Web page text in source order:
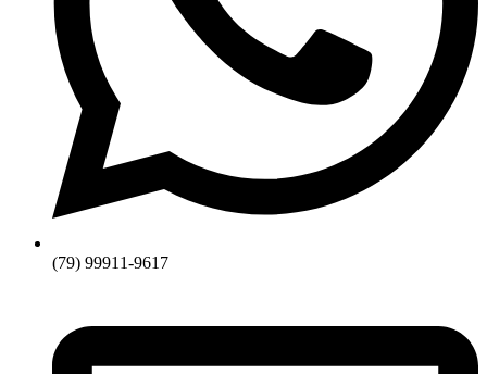
(79) 99911-9617